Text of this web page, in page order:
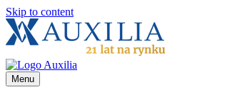
Skip to content
Menu